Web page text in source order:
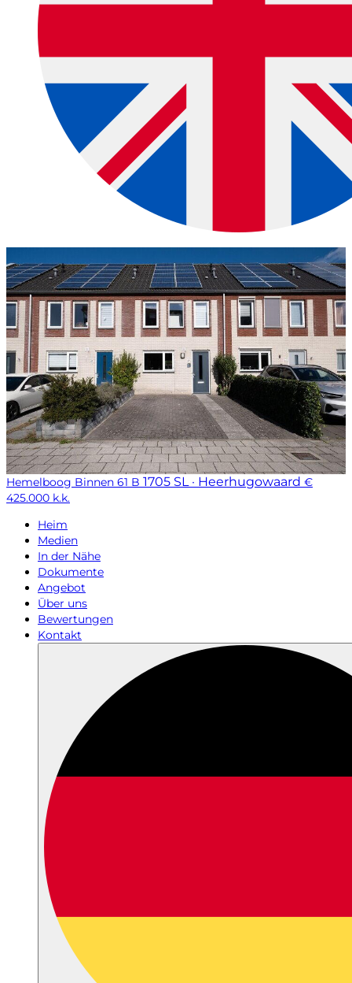
Hemelboog Binnen 61 B 1705 SL · Heerhugowaard €
425.000 k.k.
Heim
Medien
In der Nähe
Dokumente
Angebot
Über uns
Bewertungen
Kontakt